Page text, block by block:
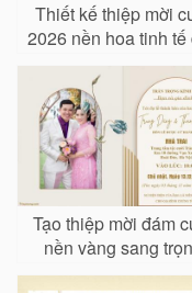
Thiết kế thiệp mời
2026 nền hoa tinh tế
lạ
Tạo thiệp mời đám
nền vàng sang